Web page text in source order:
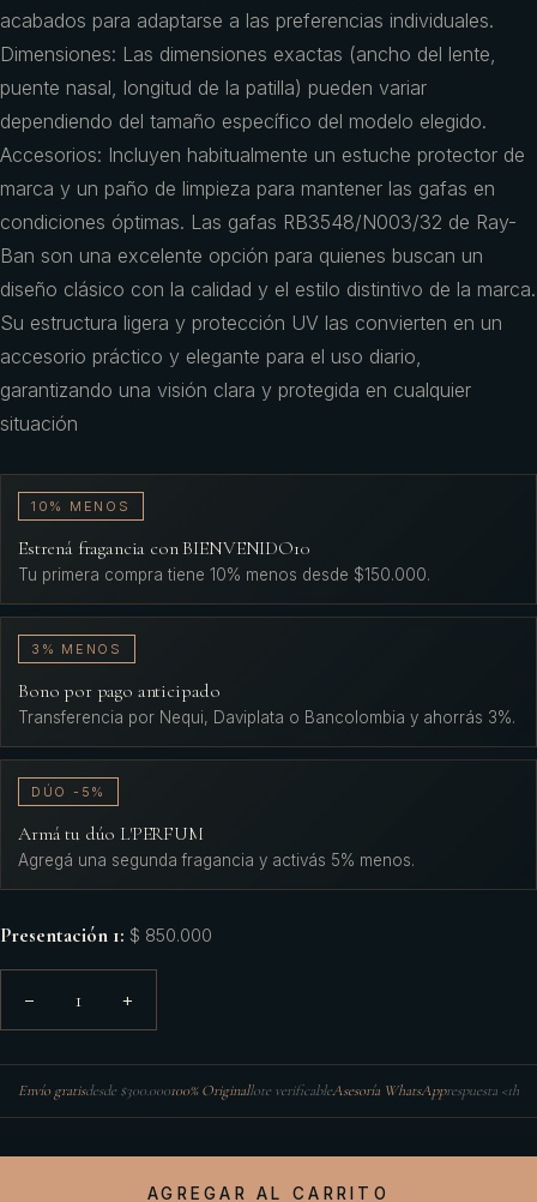
acabados para adaptarse a las preferencias individuales.
Dimensiones: Las dimensiones exactas (ancho del lente,
puente nasal, longitud de la patilla) pueden variar
dependiendo del tamaño específico del modelo elegido.
Accesorios: Incluyen habitualmente un estuche protector de
marca y un paño de limpieza para mantener las gafas en
condiciones óptimas. Las gafas RB3548/N003/32 de Ray-
Ban son una excelente opción para quienes buscan un
diseño clásico con la calidad y el estilo distintivo de la marca.
Su estructura ligera y protección UV las convierten en un
accesorio práctico y elegante para el uso diario,
garantizando una visión clara y protegida en cualquier
situación
10% MENOS
Estrená fragancia con BIENVENIDO10
Tu primera compra tiene 10% menos desde $150.000.
3% MENOS
Bono por pago anticipado
Transferencia por Nequi, Daviplata o Bancolombia y ahorrás 3%.
DÚO -5%
Armá tu dúo L'PERFUM
Agregá una segunda fragancia y activás 5% menos.
Presentación 1: $ 850.000
− 1 +
Envío gratisdesde $300.000100% Originallote verificableAsesoría WhatsApprespuesta <1h
AGREGAR AL CARRITO